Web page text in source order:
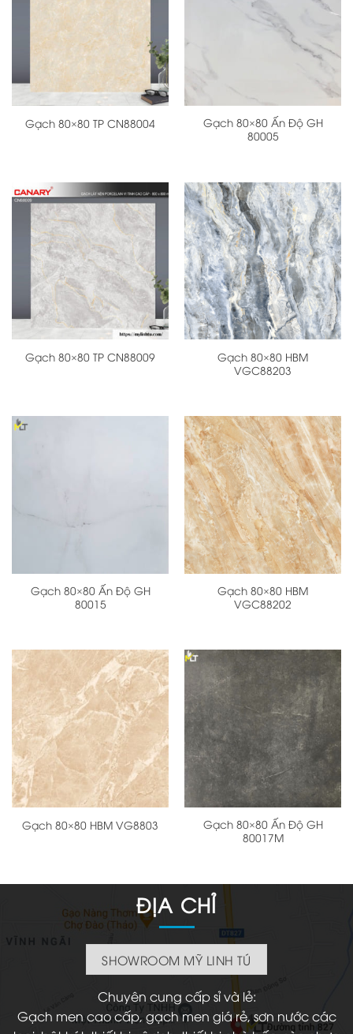
Gạch 80×80 TP CN88004
Gạch 80×80 Ấn Độ GH
80005
Gạch 80×80 TP CN88009
Gạch 80×80 HBM
VGC88203
Gạch 80×80 Ấn Độ GH
80015
Gạch 80×80 HBM
VGC88202
Gạch 80×80 HBM VG8803
Gạch 80×80 Ấn Độ GH
80017M
ĐỊA CHỈ
SHOWROOM MỸ LINH TÚ
Chuyên cung cấp sỉ và lẻ:
Gạch men cao cấp, gạch men giá rẻ, sơn nước các